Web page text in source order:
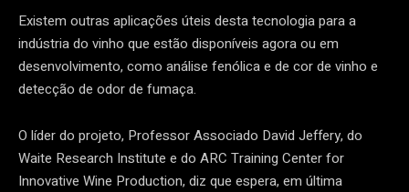
Existem outras aplicações úteis desta tecnologia para a
indústria do vinho que estão disponíveis agora ou em
desenvolvimento, como análise fenólica e de cor de vinho e
detecção de odor de fumaça.
O líder do projeto, Professor Associado David Jeffery, do
Waite Research Institute e do ARC Training Center for
Innovative Wine Production, diz que espera, em última